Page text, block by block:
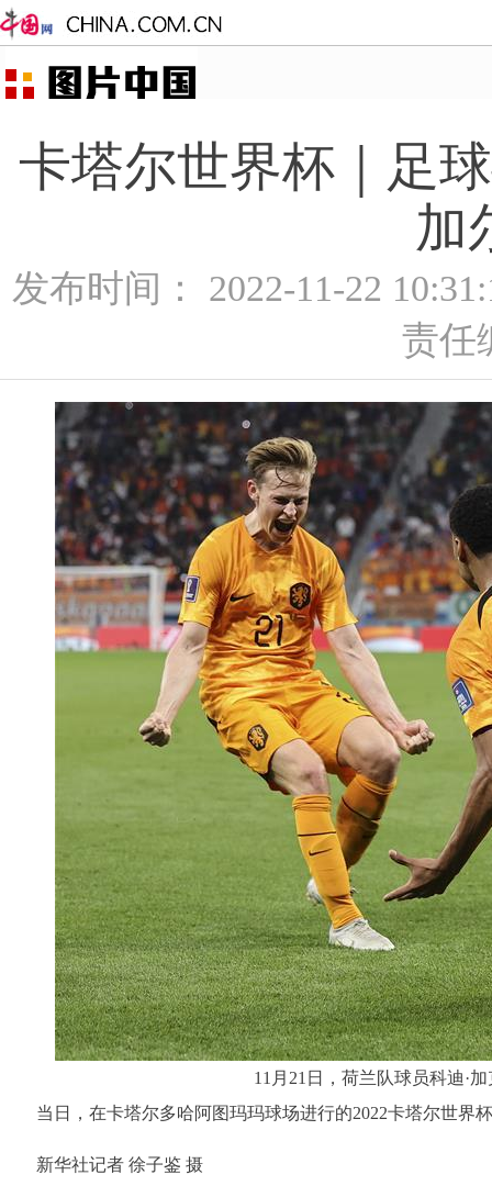
卡塔尔世界杯｜足
加
发布时间： 2022-11-22
责任
11月21日，荷兰队球员科迪·
当日，在卡塔尔多哈阿图玛玛球场进行的2022卡塔尔世界
新华社记者 徐子鉴 摄